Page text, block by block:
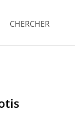
CHERCHER